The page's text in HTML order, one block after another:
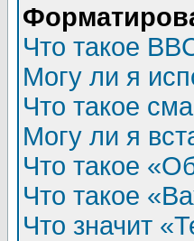
Что такое
Могу ли я
Что такое
Могу ли я
Что такое
Что такое
Что значит